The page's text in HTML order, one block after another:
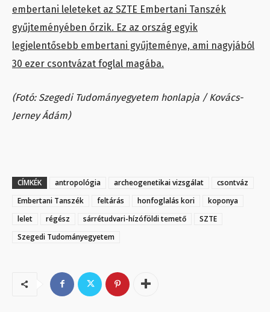
embertani leleteket az SZTE Embertani Tanszék
gyűjteményében őrzik. Ez az ország egyik
legjelentősebb embertani gyűjteménye, ami nagyjából
30 ezer csontvázat foglal magába.
(Fotó: Szegedi Tudományegyetem honlapja / Kovács-
Jerney Ádám)
CÍMKÉK antropológia archeogenetikai vizsgálat
csontváz
Embertani Tanszék
feltárás honfoglalás kori
koponya
lelet
régész sárrétudvari-hízóföldi temető
SZTE
Szegedi Tudományegyetem